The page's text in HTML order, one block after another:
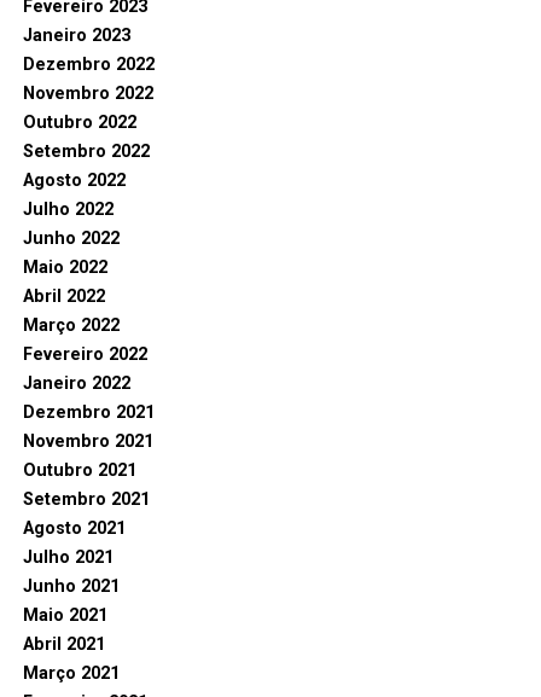
Fevereiro 2023
Janeiro 2023
Dezembro 2022
Novembro 2022
Outubro 2022
Setembro 2022
Agosto 2022
Julho 2022
Junho 2022
Maio 2022
Abril 2022
Março 2022
Fevereiro 2022
Janeiro 2022
Dezembro 2021
Novembro 2021
Outubro 2021
Setembro 2021
Agosto 2021
Julho 2021
Junho 2021
Maio 2021
Abril 2021
Março 2021